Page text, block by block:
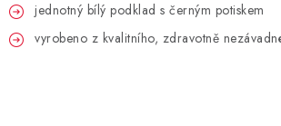
OSLAVA PODLE BAREV
jednotný bílý podklad s černým potiskem
vyrobeno z kvalitního, zdravotně